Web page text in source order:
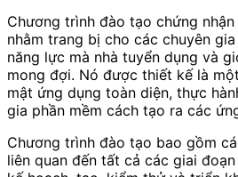
Chương trình đào tạo chứng
nhằm trang bị cho các chuyên
năng lực mà nhà tuyển dụng và
mong đợi. Nó được thiết kế là
mật ứng dụng toàn diện, thực
gia phần mềm cách tạo ra các
Chương trình đào tạo bao gồm
liên quan đến tất cả các giai